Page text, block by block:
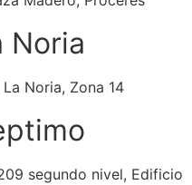
Noria
Noria, Zona 14
segundo nivel, Edificio